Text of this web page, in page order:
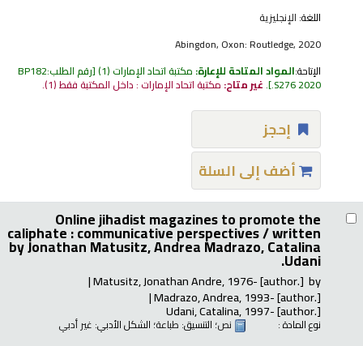
اللغة: الإنجليزية
Abingdon, Oxon: Routledge, 2020
الإتاحة:المواد المتاحة للإعارة: مكتبة اتحاد الإمارات (1) رقم الطلب:BP182
.S276 2020
.غير متاح: مكتبة اتحاد الإمارات : داخل المكتبة فقط(1).
إحجز
أضف إلى السلة
Online jihadist magazines to promote the
caliphate : communicative perspectives /written
by Jonathan Matusitz, Andrea Madrazo, Catalina
Udani.
by
Matusitz, Jonathan Andre, 1976-[author.]
Madrazo, Andrea, 1993-[author.]
Udani, Catalina, 1997-[author.]
نوع المادة : نص؛ التنسيق: طباعة؛ الشكل الأدبي: غير أدبي